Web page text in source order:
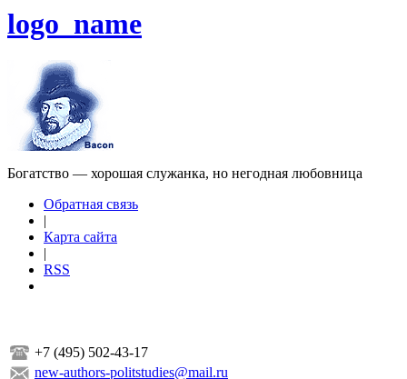
logo_name
Богатство — хорошая служанка, но негодная любовница
Обратная связь
|
Карта сайта
|
RSS
+7 (495) 502-43-17
new-authors-politstudies@mail.ru